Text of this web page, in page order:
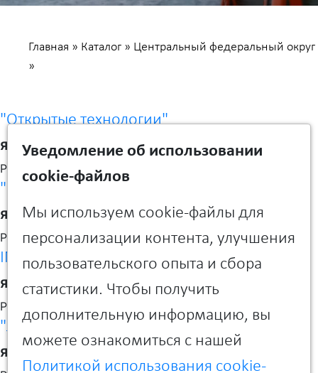
Главная » Каталог » Центральный федеральный округ
»
"Открытые технологии"
Язык
Русский
"Фирма Восток-НН"
Язык
Русский
INLINE GROUP
Язык
Русский
"Лантасервис"
Язык
Уведомление об использовании
cookie-файлов
Мы используем cookie-файлы для
персонализации контента, улучшения
пользовательского опыта и сбора
статистики. Чтобы получить
дополнительную информацию, вы
можете ознакомиться с нашей
Политикой использования cookie-